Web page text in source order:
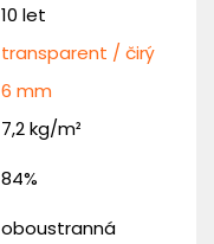
10 let
transparent / čirý
6 mm
7,2 kg/m²
84%
oboustranná